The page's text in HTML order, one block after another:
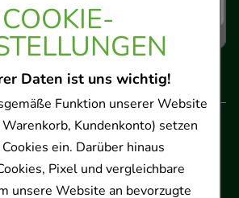
COOKIE-
Daten ist uns wichtig!
Funktion unserer Website
Kundenkonto) setzen
ein. Darüber hinaus
Pixel und vergleichbare
unsere Website an bevorzugte